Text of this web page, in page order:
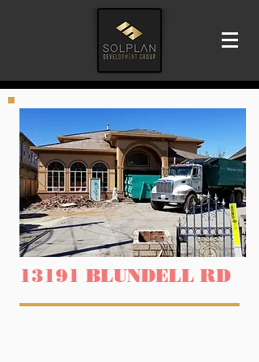
13191 BLUNDELL RD